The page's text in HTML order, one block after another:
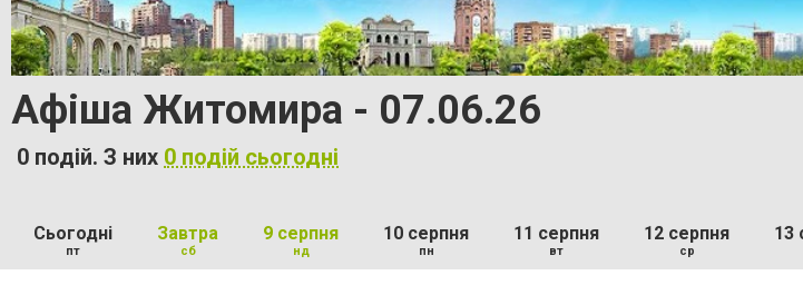
Афіша Житомира - 07.06.26
0 подій. З них 0 подій сьогодні
Сьогодні
пт
Завтра
сб
9 серпня
нд
10 серпня
пн
11 серпня
вт
12 серпня
ср
13